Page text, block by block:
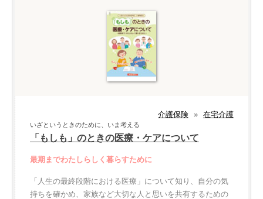
介護保険 » 在宅介護
いざというときのために、いま考える
「もしも」のときの医療・ケアについて
最期までわたしらしく暮らすために
「人生の最終段階における医療」について知り、自分の気
持ちを確かめ、家族など大切な人と思いを共有するための